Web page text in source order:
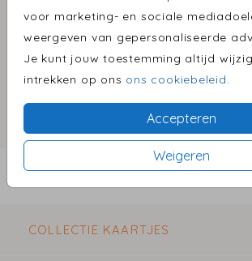
voor marketing- en sociale
weergeven van gepersonaliseerde
Je kunt jouw toestemming altijd
intrekken op ons ons cookiebeleid
Accepteren
Weigeren
Omschrijving
Prijs:€ 0,35 per 1
BESTEL EEN PROEFDRUK
COLLECTIE KAARTJES